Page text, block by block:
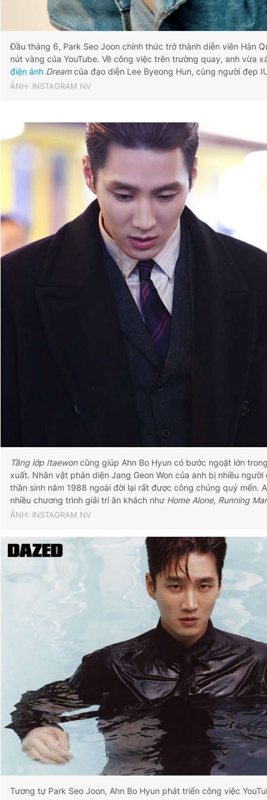
Đầu tháng 6, Park Seo Joon chính thức trở thành diễn viên Hàn
nút vàng của YouTube. Về công việc trên trường quay, anh vừa
điện ảnh Dreamcủa đạo diễn Lee Byeong Hun, cùng người đẹp
ẢNH: INSTAGRAM NV
Tầng lớp Itaewoncũng giúp Ahn Bo Hyun có bước ngoặt lớn
xuất. Nhân vật phản diện Jang Geon Won của anh bị nhiều
thần sinh năm 1988 ngoài đời lại rất được công chúng quý mến.
nhiều chương trình giải trí ăn khách như Home Alone, Running
ẢNH: INSTAGRAM NV
Tương tự Park Seo Joon, Ahn Bo Hyun phát triển công việc